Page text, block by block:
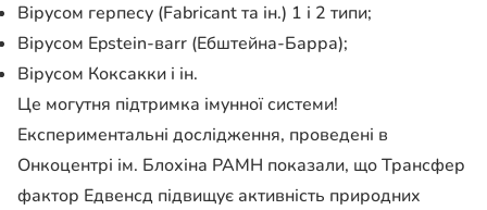
Вірусом герпесу (Fabricant та ін.) 1 і 2 типи;
Вірусом Epstein-вarr (Ебштейна-Барра);
Вірусом Коксакки і ін.
Це могутня підтримка імунної системи!
Експериментальні дослідження, проведені в
Онкоцентрі ім. Блохіна РАМН показали, що Трансфер
фактор Едвенсд підвищує активність природних